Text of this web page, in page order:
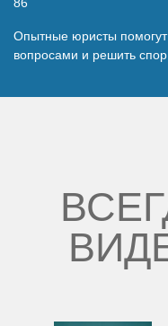
Опытные юристы
вопросами и решить